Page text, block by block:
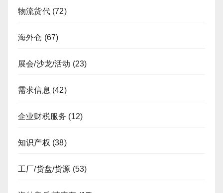
物流货代(72)
海外仓 (67)
展会/沙龙/活动 (23)
需求信息 (42)
企业财税服务 (12)
知识产权 (38)
工厂/货盘/货源 (53)